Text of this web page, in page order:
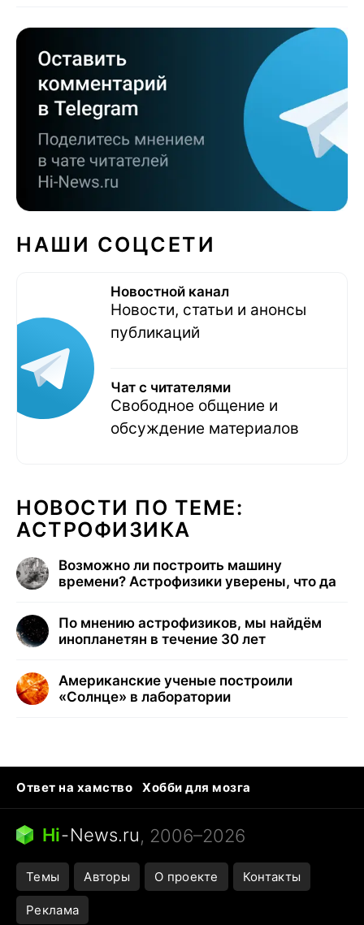
НАШИ СОЦСЕТИ
Новостной канал
Новости, статьи и анонсы
публикаций
Чат с читателями
Свободное общение и
обсуждение материалов
НОВОСТИ ПО ТЕМЕ:
АСТРОФИЗИКА
Возможно ли построить машину
времени? Астрофизики уверены, что да
По мнению астрофизиков, мы найдём
инопланетян в течение 30 лет
Американские ученые построили
«Солнце» в лаборатории
Ответ на хамство
Хобби для мозга
Бензин 100 и 95
Тунцы в океанариуме
Следующая пандемия
Hi-News.ru, 2006–2026
Темы Авторы О проекте Контакты
Реклама